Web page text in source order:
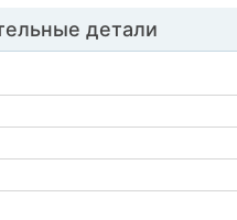
детали